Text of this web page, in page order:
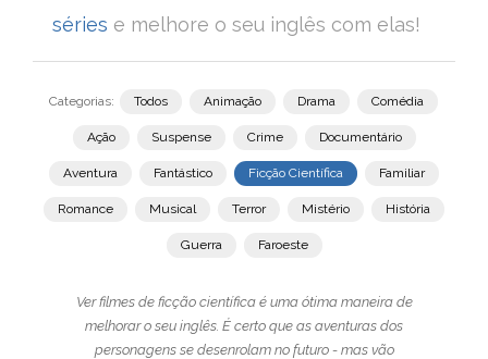
séries e melhore o seu inglês com elas!
Categorias: Todos Animação Drama Comédia
Ação Suspense Crime Documentário
Aventura Fantástico Ficção Científica Familiar
Romance Musical Terror Mistério História
Guerra Faroeste
Ver filmes de ficção científica é uma ótima maneira de
melhorar o seu inglês. É certo que as aventuras dos
personagens se desenrolam no futuro - mas vão